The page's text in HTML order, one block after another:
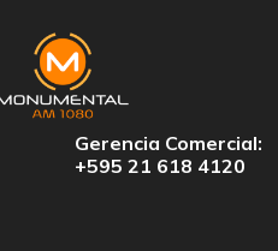
Gerencia Comercial:
+595 21 618 4120